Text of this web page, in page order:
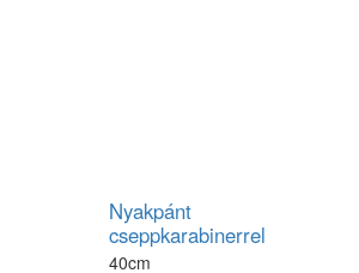
Nyakpánt
cseppkarabinerrel
40cm